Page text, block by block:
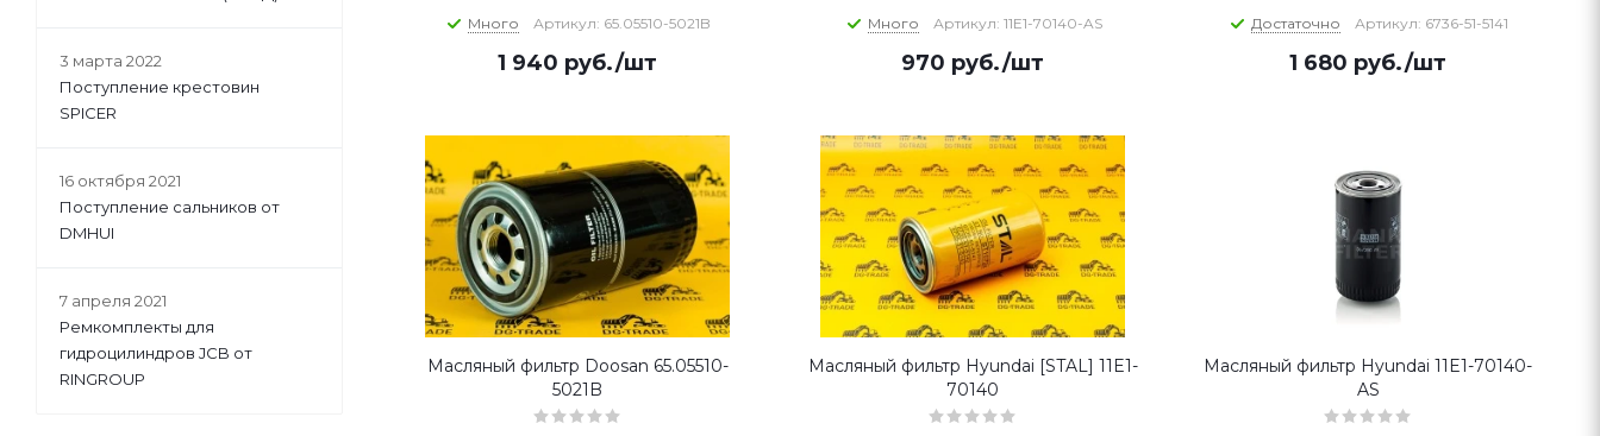
Много Артикул: 65.05510-5021B
1 940 руб./шт
Много Артикул: 11E1-70140-AS
970 руб./шт
Достаточно Артикул: 6736-51-5141
1 680 руб./шт
Масляный фильтр Doosan 65.05510-
5021B
Масляный фильтр Hyundai [STAL] 11E1-
70140
Масляный фильтр Hyundai 11E1-70140-
AS
3 марта 2022
Поступление крестовин
SPICER
16 октября 2021
Поступление сальников от
DMHUI
7 апреля 2021
Ремкомплекты для
гидроцилиндров JCB от
RINGROUP